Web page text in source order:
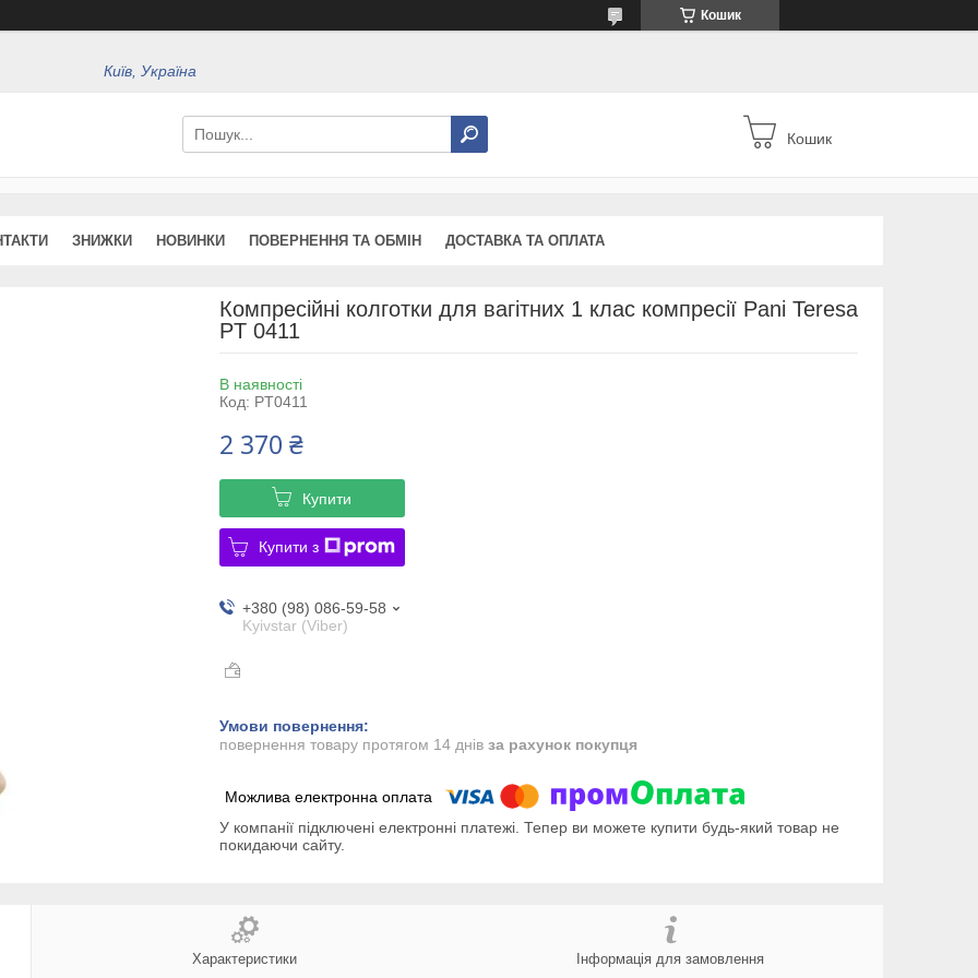
Кошик
Київ, Україна
Кошик
ЗНИЖКИ НОВИНКИ ПОВЕРНЕННЯ ТА ОБМІН ДОСТАВКА ТА ОПЛАТА
Компресійні колготки для вагітних 1 клас компресії Pani Teresa
PT 0411
В наявності
Код: PT0411
2 370 ₴
Купити
Купити з
+380 (98) 086-59-58
Kyivstar (Viber)
повернення товару протягом 14 днів за рахунок покупця
У компанії підключені електронні платежі. Тепер ви можете купити будь-який товар не
покидаючи сайту.
Характеристики Інформація для замовлення